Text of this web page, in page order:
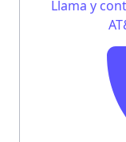
Llama y